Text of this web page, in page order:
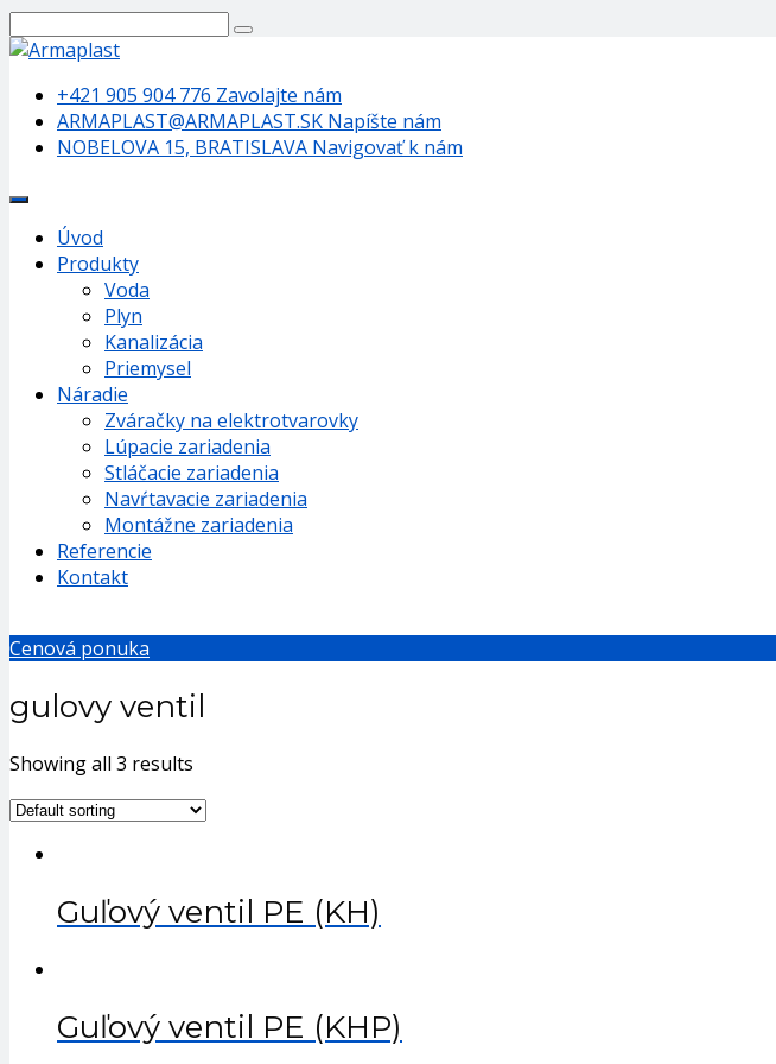
+421 905 904 776 Zavolajte nám
ARMAPLAST@ARMAPLAST.SK Napíšte nám
NOBELOVA 15, BRATISLAVA Navigovať k nám
Úvod
Produkty
Voda
Plyn
Kanalizácia
Priemysel
Náradie
Zváračky na elektrotvarovky
Lúpacie zariadenia
Stláčacie zariadenia
Navŕtavacie zariadenia
Montážne zariadenia
Referencie
Kontakt
Cenová ponuka
gulovy ventil
Showing all 3 results
Guľový ventil PE (KH)
Guľový ventil PE (KHP)